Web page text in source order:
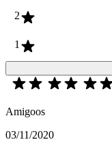
2
1
Amigoos
03/11/2020